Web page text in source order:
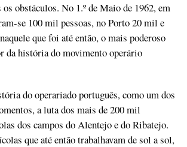
obstáculos. No 1.º de Maio de 1962, em
se 100 mil pessoas, no Porto 20 mil e
que foi até então, o mais poderoso
da história do movimento operário
do operariado português, como um dos
a luta dos mais de 200 mil
dos campos do Alentejo e do Ribatejo.
que até então trabalhavam de sol a sol,